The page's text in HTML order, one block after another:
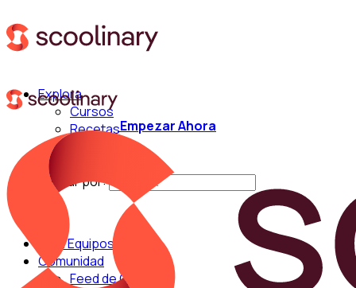
Explora
Cursos
Recetas
Buscar por:
Para Equipos
Comunidad
Feed de Cocina
Empezar Ahora